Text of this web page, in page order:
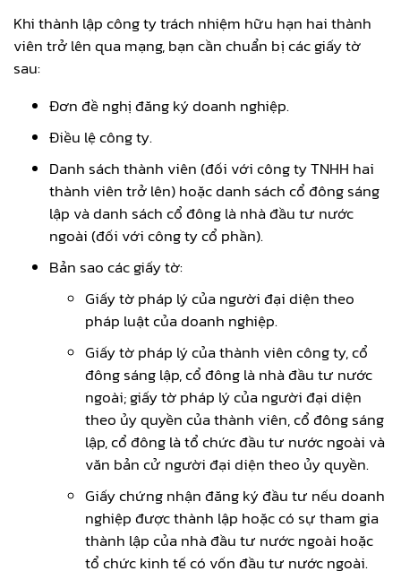
Khi thành lập công ty trách nhiệm hữu hạn hai thành
viên trở lên qua mạng, bạn cần chuẩn bị các giấy tờ
sau:
Đơn đề nghị đăng ký doanh nghiệp.
Điều lệ công ty.
Danh sách thành viên (đối với công ty TNHH hai
thành viên trở lên) hoặc danh sách cổ đông sáng
lập và danh sách cổ đông là nhà đầu tư nước
ngoài (đối với công ty cổ phần).
Bản sao các giấy tờ:
Giấy tờ pháp lý của người đại diện theo
pháp luật của doanh nghiệp.
Giấy tờ pháp lý của thành viên công ty, cổ
đông sáng lập, cổ đông là nhà đầu tư nước
ngoài; giấy tờ pháp lý của người đại diện
theo ủy quyền của thành viên, cổ đông sáng
lập, cổ đông là tổ chức đầu tư nước ngoài và
văn bản cử người đại diện theo ủy quyền.
Giấy chứng nhận đăng ký đầu tư nếu doanh
nghiệp được thành lập hoặc có sự tham gia
thành lập của nhà đầu tư nước ngoài hoặc
tổ chức kinh tế có vốn đầu tư nước ngoài.